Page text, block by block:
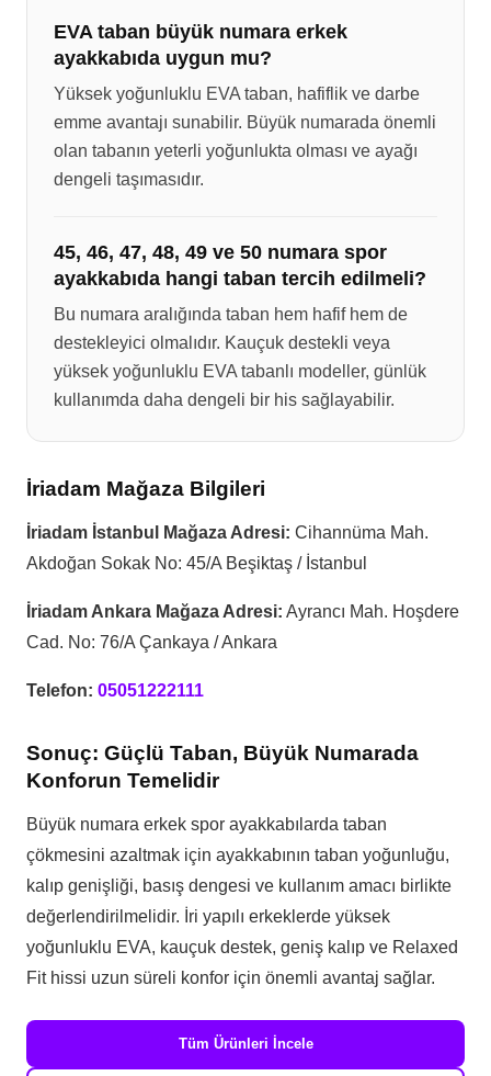
EVA taban büyük numara erkek
ayakkabıda uygun mu?
Yüksek yoğunluklu EVA taban, hafiflik ve darbe
emme avantajı sunabilir. Büyük numarada önemli
olan tabanın yeterli yoğunlukta olması ve ayağı
dengeli taşımasıdır.
45, 46, 47, 48, 49 ve 50 numara spor
ayakkabıda hangi taban tercih edilmeli?
Bu numara aralığında taban hem hafif hem de
destekleyici olmalıdır. Kauçuk destekli veya
yüksek yoğunluklu EVA tabanlı modeller, günlük
kullanımda daha dengeli bir his sağlayabilir.
İriadam Mağaza Bilgileri
İriadam İstanbul Mağaza Adresi: Cihannüma Mah.
Akdoğan Sokak No: 45/A Beşiktaş / İstanbul
İriadam Ankara Mağaza Adresi: Ayrancı Mah. Hoşdere
Cad. No: 76/A Çankaya / Ankara
Telefon: 05051222111
Sonuç: Güçlü Taban, Büyük Numarada
Konforun Temelidir
Büyük numara erkek spor ayakkabılarda taban
çökmesini azaltmak için ayakkabının taban yoğunluğu,
kalıp genişliği, basış dengesi ve kullanım amacı birlikte
değerlendirilmelidir. İri yapılı erkeklerde yüksek
yoğunluklu EVA, kauçuk destek, geniş kalıp ve Relaxed
Fit hissi uzun süreli konfor için önemli avantaj sağlar.
Tüm Ürünleri İncele